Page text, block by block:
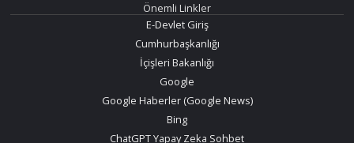
Önemli Linkler
E-Devlet Giriş
Cumhurbaşkanlığı
İçişleri Bakanlığı
Google
Google Haberler (Google News)
Bing
ChatGPT Yapay Zeka Sohbet